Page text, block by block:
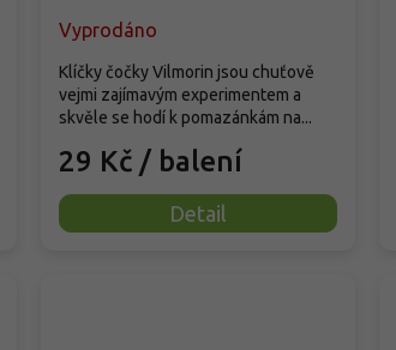
Vyprodáno
29 Kč / balení
Detail
Klíčky čočky Vilmorin jsou chuťově
vejmi zajímavým experimentem a
skvěle se hodí k pomazánkám na...